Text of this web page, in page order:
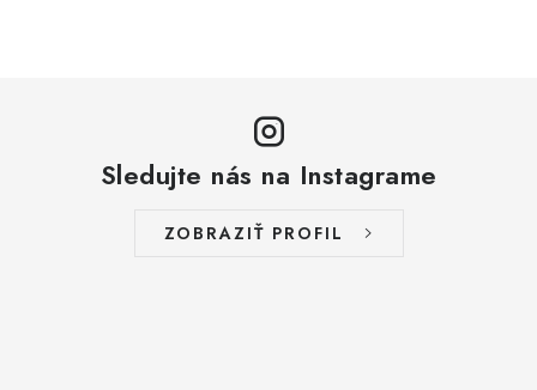
Sledujte nás na Instagrame
ZOBRAZIŤ PROFIL